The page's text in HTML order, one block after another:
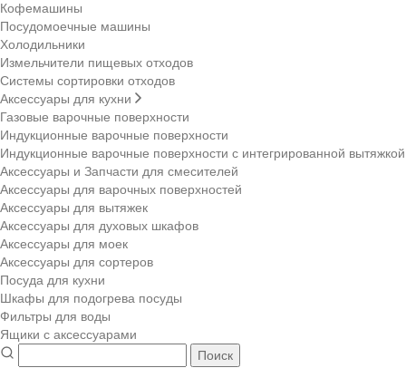
Кофемашины
Посудомоечные машины
Холодильники
Измельчители пищевых отходов
Системы сортировки отходов
Аксессуары для кухни
Газовые варочные поверхности
Индукционные варочные поверхности
Индукционные варочные поверхности с интегрированной вытяжкой
Аксессуары и Запчасти для смесителей
Аксессуары для варочных поверхностей
Аксессуары для вытяжек
Аксессуары для духовых шкафов
Аксессуары для моек
Аксессуары для сортеров
Посуда для кухни
Шкафы для подогрева посуды
Фильтры для воды
Ящики с аксессуарами
Поиск